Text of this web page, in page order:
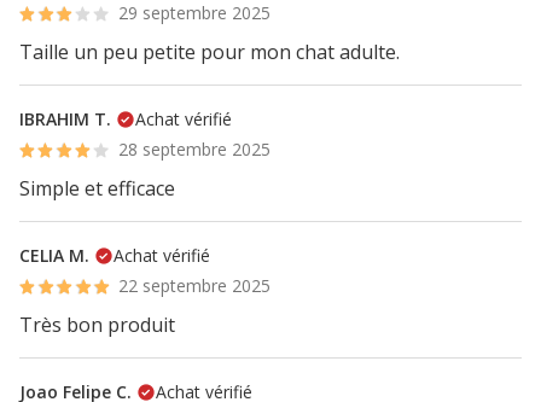
29 septembre 2025
Taille un peu petite pour mon chat adulte.
IBRAHIM T.
Achat vérifié
28 septembre 2025
Simple et efficace
CELIA M.
Achat vérifié
22 septembre 2025
Très bon produit
Joao Felipe C.
Achat vérifié